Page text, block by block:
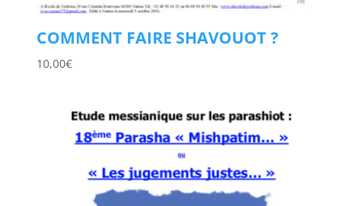
COMMENT FAIRE SHAVOUOT ?
10,00€